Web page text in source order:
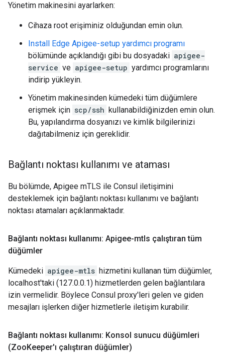
Yönetim makinesini ayarlarken:
Cihaza root erişiminiz olduğundan emin olun.
Install Edge Apigee-setup yardımcı programı
bölümünde açıklandığı gibi bu dosyadaki apigee-
service ve apigee-setup yardımcı programlarını
indirip yükleyin.
Yönetim makinesinden kümedeki tüm düğümlere
erişmek için scp/ssh kullanabildiğinizden emin olun.
Bu, yapılandırma dosyanızı ve kimlik bilgilerinizi
dağıtabilmeniz için gereklidir.
Bağlantı noktası kullanımı ve ataması
Bu bölümde, Apigee mTLS ile Consul iletişimini
desteklemek için bağlantı noktası kullanımı ve bağlantı
noktası atamaları açıklanmaktadır.
Bağlantı noktası kullanımı: Apigee-mtls çalıştıran tüm
düğümler
Kümedeki apigee-mtls hizmetini kullanan tüm düğümler,
localhost'taki (127.0.0.1) hizmetlerden gelen bağlantılara
izin vermelidir. Böylece Consul proxy'leri gelen ve giden
mesajları işlerken diğer hizmetlerle iletişim kurabilir.
Bağlantı noktası kullanımı: Konsol sunucu düğümleri
(ZooKeeper'ı çalıştıran düğümler)